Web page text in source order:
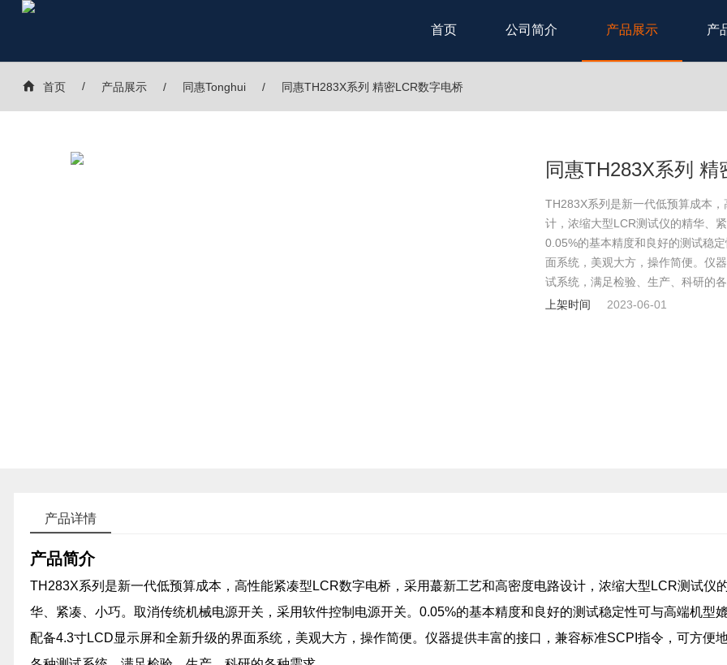
首页 公司简介 产品展示 产
首页 产品展示 同惠Tonghui 同惠TH283X系列 精密LCR数字电桥
同惠TH283X系列 精
TH283X系列是新一代低预算成本
计，浓缩大型LCR测试仪的精华、
0.05%的基本精度和良好的测试稳
面系统，美观大方，操作简便。仪
试系统，满足检验、生产、科研的各
上架时间
2023-06-01
产品详情
产品简介
TH283X系列是新一代低预算成本，高性能紧凑型LCR数字电桥，采用蕞新工艺和高密度电路设计，浓缩大型LCR测试仪
华、紧凑、小巧。取消传统机械电源开关，采用软件控制电源开关。0.05%的基本精度和良好的测试稳定性可与高端机型媲
配备4.3寸LCD显示屏和全新升级的界面系统，美观大方，操作简便。仪器提供丰富的接口，兼容标准SCPI指令，可方便